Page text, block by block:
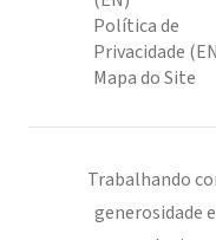
Política de
Privacidade
Mapa do Site
Trabalhando
generosidade